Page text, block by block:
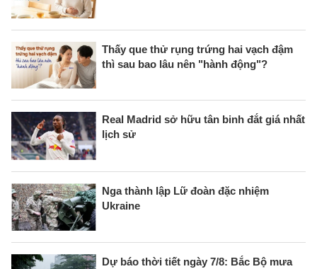
Thấy que thử rụng trứng hai vạch đậm
thì sau bao lâu nên "hành động"?
Real Madrid sở hữu tân binh đắt giá nhất
lịch sử
Nga thành lập Lữ đoàn đặc nhiệm
Ukraine
Dự báo thời tiết ngày 7/8: Bắc Bộ mưa